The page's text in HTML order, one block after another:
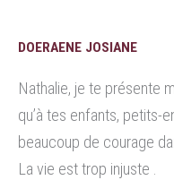
DOERAENE JOSIANE
Nathalie, je te présente
qu’à tes enfants, petits-
beaucoup de courage
La vie est trop injuste .